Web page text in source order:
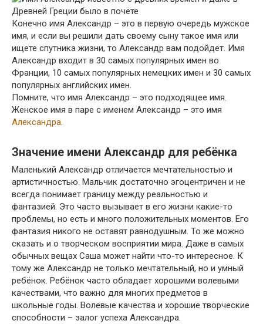
Конечно имя Александр – это в первую очередь мужское
имя, и если вы решили дать своему сыну такое имя или
ищете спутника жизни, то Александр вам подойдет. Имя
Александр входит в 30 самых популярных имен во
Франции, 10 самых популярных немецких имен и 30 самых
популярных английских имен.
Помните, что имя Александр – это подходящее имя.
Женское имя в паре с именем Александр – это имя
Александра.
Значение имени Александр для ребёнка
Маленький Александр отличается мечтательностью и
артистичностью. Мальчик достаточно эгоцентричен и не
всегда понимает границу между реальностью и
фантазией. Это часто вызывает в его жизни какие-то
проблемы, но есть и много положительных моментов. Его
фантазия никого не оставят равнодушным. То же можно
сказать и о творческом восприятии мира. Даже в самых
обычных вещах Саша может найти что-то интересное. К
тому же Александр не только мечтательный, но и умный
ребёнок. Ребёнок часто обладает хорошими волевыми
качествами, что важно для многих предметов в
школьные годы. Волевые качества и хорошие творческие
способности – залог успеха Александра.